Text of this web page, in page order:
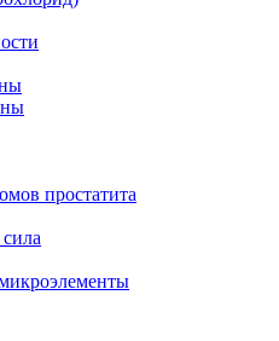
простатита